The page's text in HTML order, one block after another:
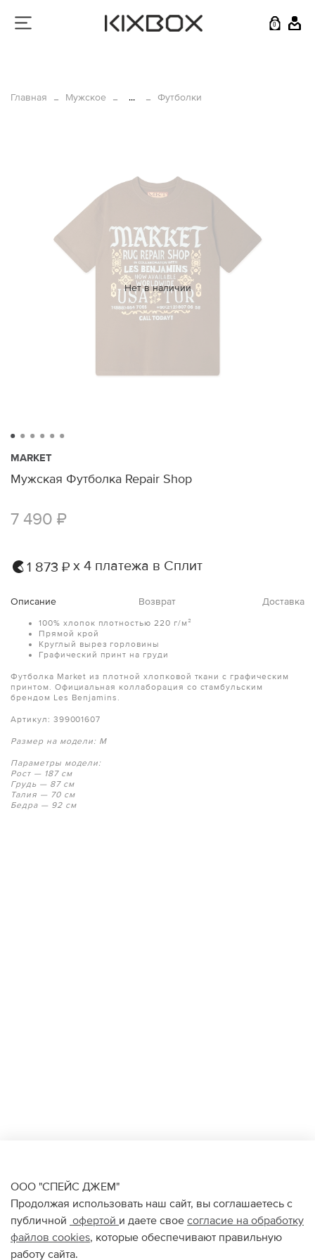
0
Главная Мужское ... Футболки
Нет в наличии
MARKET
Мужская Футболка Repair Shop
7 490 ₽
1 873 ₽ х 4 платежа в Сплит
Описание Возврат Доставка
100% хлопок плотностью 220 г/м²
Прямой крой
Круглый вырез горловины
Графический принт на груди
Футболка Market из плотной хлопковой ткани с графическим
принтом. Официальная коллаборация со стамбульским
брендом Les Benjamins.
Артикул: 399001607
Размер на модели: M
Параметры модели:
Рост — 187 см
Грудь — 87 см
Талия — 70 см
Бедра — 92 см
ООО "СПЕЙС ДЖЕМ"
Продолжая использовать наш сайт, вы соглашаетесь с
публичной офертой и даете свое согласие на обработку
файлов cookies, которые обеспечивают правильную
работу сайта.